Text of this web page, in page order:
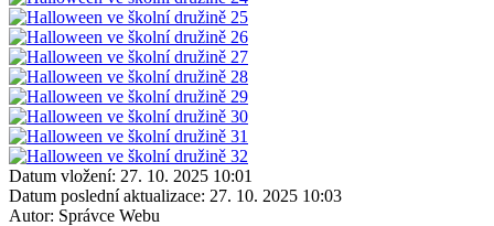
Datum vložení: 27. 10. 2025 10:01
Datum poslední aktualizace: 27. 10. 2025 10:03
Autor: Správce Webu